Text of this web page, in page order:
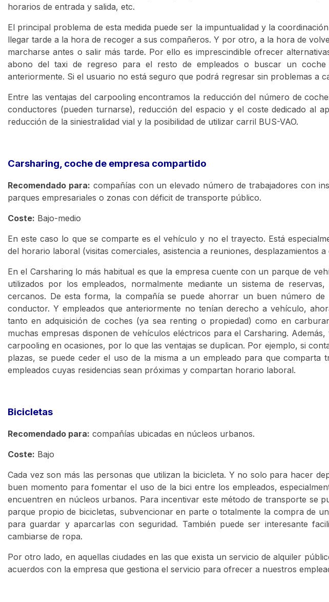
horarios de entrada y salida, etc.
El principal problema de esta medida puede ser la impuntualidad y la
llegar tarde a la hora de recoger a sus compañeros. Y por otro, a la hora de
marcharse antes o salir más tarde. Por ello es imprescindible ofrecer
abono del taxi de regreso para el resto de empleados o buscar un coche
anteriormente. Si el usuario no está seguro que podrá regresar sin problemas a
Entre las ventajas del carpooling encontramos la reducción del número de
conductores (pueden turnarse), reducción del espacio y el coste dedicado al
reducción de la siniestralidad vial y la posibilidad de utilizar carril BUS-VAO.
Carsharing, coche de empresa compartido
Recomendado para: compañías con un elevado número de trabajadores con
parques empresariales o zonas con déficit de transporte público.
Coste: Bajo-medio
En este caso lo que se comparte es el vehículo y no el trayecto. Está
del horario laboral (visitas comerciales, asistencia a reuniones, desplazamientos
En el Carsharing lo más habitual es que la empresa cuente con un parque de
utilizados por los empleados, normalmente mediante un sistema de
cercanos. De esta forma, la compañía se puede ahorrar un buen número de
conductor. Y empleados que anteriormente no tenían derecho a vehículo,
tanto en adquisición de coches (ya sea renting o propiedad) como en
muchas empresas disponen de vehículos eléctricos para el Carsharing.
carpooling en ocasiones, por lo que las ventajas se duplican. Por ejemplo, si
plazas, se puede ceder el uso de la misma a un empleado para que
empleados cuyas residencias sean próximas y compartan horario laboral.
Bicicletas
Recomendado para: compañías ubicadas en núcleos urbanos.
Coste: Bajo
Cada vez son más las personas que utilizan la bicicleta. Y no solo para hacer
buen momento para fomentar el uso de la bici entre los empleados,
encuentren en núcleos urbanos. Para incentivar este método de transporte se
parque propio de bicicletas, subvencionar en parte o totalmente la compra de
para guardar y aparcarlas con seguridad. También puede ser interesante
cambiarse de ropa.
Por otro lado, en aquellas ciudades en las que exista un servicio de alquiler
acuerdos con la empresa que gestiona el servicio para ofrecer a nuestros